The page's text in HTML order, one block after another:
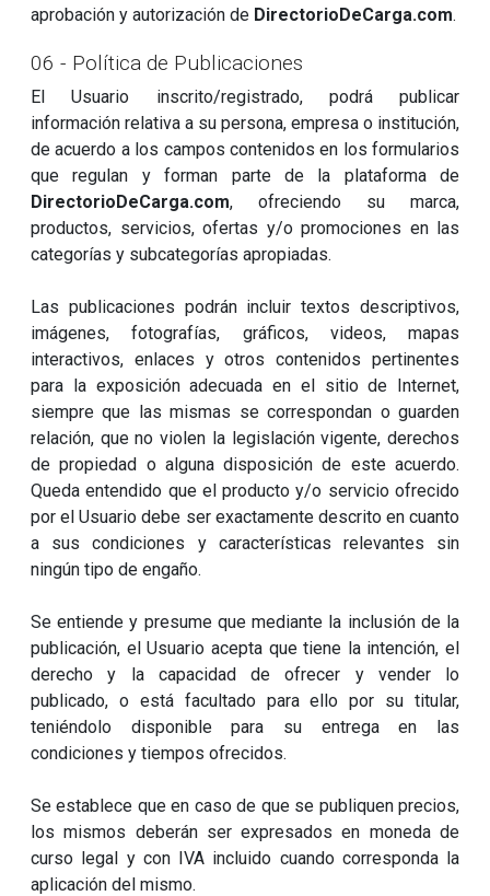
aprobación y autorización de DirectorioDeCarga.com.
06 - Política de Publicaciones
El Usuario inscrito/registrado, podrá publicar
información relativa a su persona, empresa o institución,
de acuerdo a los campos contenidos en los formularios
que regulan y forman parte de la plataforma de
DirectorioDeCarga.com, ofreciendo su marca,
productos, servicios, ofertas y/o promociones en las
categorías y subcategorías apropiadas.
Las publicaciones podrán incluir textos descriptivos,
imágenes, fotografías, gráficos, videos, mapas
interactivos, enlaces y otros contenidos pertinentes
para la exposición adecuada en el sitio de Internet,
siempre que las mismas se correspondan o guarden
relación, que no violen la legislación vigente, derechos
de propiedad o alguna disposición de este acuerdo.
Queda entendido que el producto y/o servicio ofrecido
por el Usuario debe ser exactamente descrito en cuanto
a sus condiciones y características relevantes sin
ningún tipo de engaño.
Se entiende y presume que mediante la inclusión de la
publicación, el Usuario acepta que tiene la intención, el
derecho y la capacidad de ofrecer y vender lo
publicado, o está facultado para ello por su titular,
teniéndolo disponible para su entrega en las
condiciones y tiempos ofrecidos.
Se establece que en caso de que se publiquen precios,
los mismos deberán ser expresados en moneda de
curso legal y con IVA incluido cuando corresponda la
aplicación del mismo.